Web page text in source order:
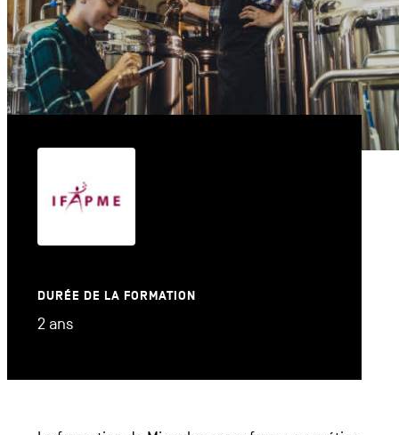
DURÉE DE LA FORMATION
2 ans